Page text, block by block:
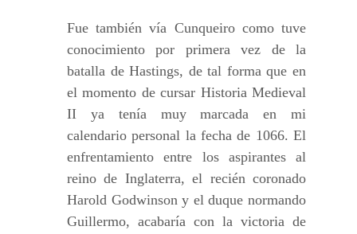
Fue también vía Cunqueiro como tuve
conocimiento por primera vez de la
batalla de Hastings, de tal forma que en
el momento de cursar Historia Medieval
II ya tenía muy marcada en mi
calendario personal la fecha de 1066. El
enfrentamiento entre los aspirantes al
reino de Inglaterra, el recién coronado
Harold Godwinson y el duque normando
Guillermo, acabaría con la victoria de